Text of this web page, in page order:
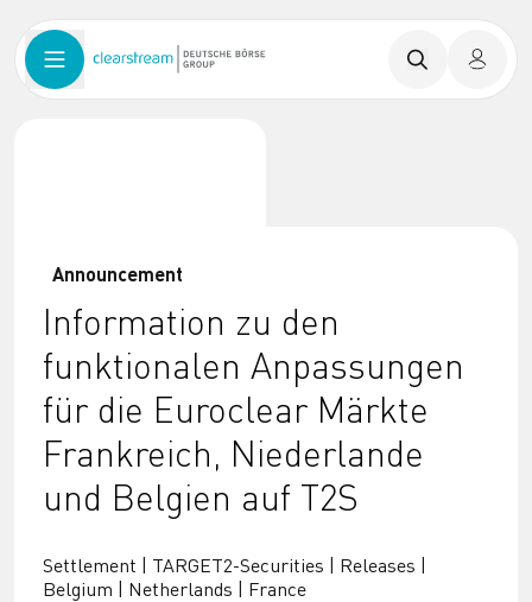
Announcement
Information zu den
funktionalen Anpassungen
für die Euroclear Märkte
Frankreich, Niederlande
und Belgien auf T2S
Settlement | TARGET2-Securities | Releases |
Belgium | Netherlands | France